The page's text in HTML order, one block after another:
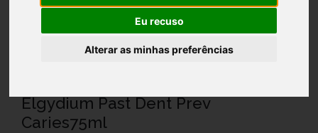
Eu recuso
Alterar as minhas preferências
Elgydium Past Dent Prev
Caries75ml